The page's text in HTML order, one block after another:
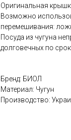
Оригинальная
Возможно
перемешивания:
Посуда из чугуна
долговечных по
Бренд: БИОЛ
Материал: Чугун
Производство: